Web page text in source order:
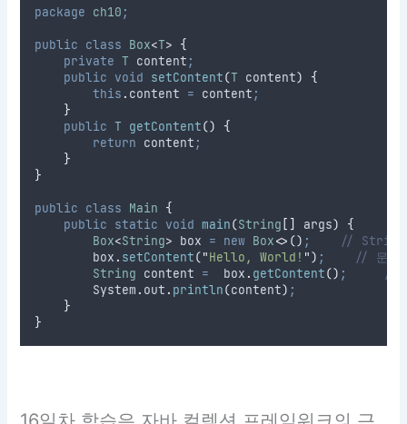
package ch10 ;
public class Box<T> {
private T content ;
public void setContent(T content)
{
this . content = content ;
}
public T getContent()
{
return content ;
}
}
public class Main {
public static void main(String [] args)
{
Box<String> box = new Box<>() ;
// String
box . setContent("Hello, World! ") ;
// 문자
String content = box . getContent() ;
//
System . out . println(content) ;
}
}